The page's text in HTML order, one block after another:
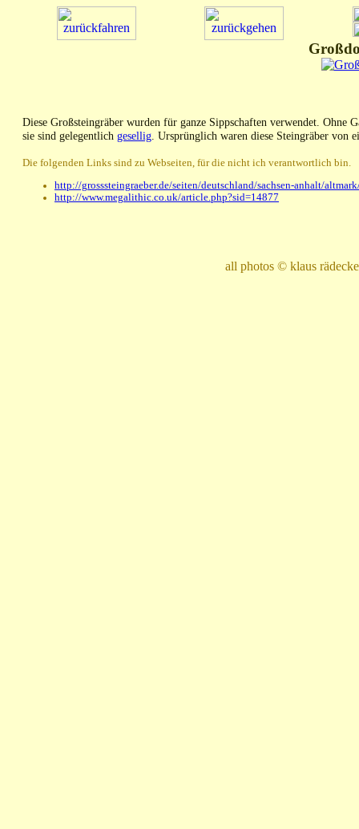
Diese Großsteingräber wurden für ganze Sippschaften verwendet. Ohne
sie sind gelegentlich gesellig . Ursprünglich waren diese Steingräber von
Die folgenden Links sind zu Webseiten, für die nicht ich verantwortlich bin.
http://grosssteingraeber.de/seiten/deutschland/sachsen-anhalt/
http://www.megalithic.co.uk/article.php?sid=14877
all photos © klaus